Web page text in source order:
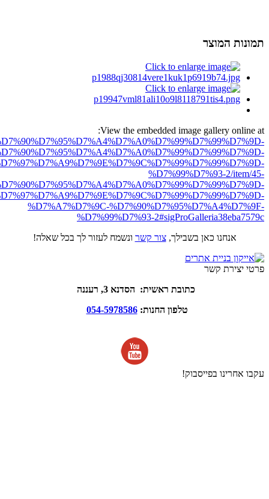
תמונות המוצר
View the embedded image gallery online at:
%D7%99%D7%93-2/item/45-
%D7%A7%D7%9C-%D7%90%D7%95%D7%A4%D7%9F-
%D7%99%D7%93-2#sigProGalleria38eba7579c
אנחנו כאן בשבילך,צור קשר ונשמח לעזור לך בכל שאלה!
פרטי יצירת קשר
כתובת ראשית: הסדנא 3, רעננה
טלפון החנות:054-5978586
עקבו אחרינו בפייסבוק!